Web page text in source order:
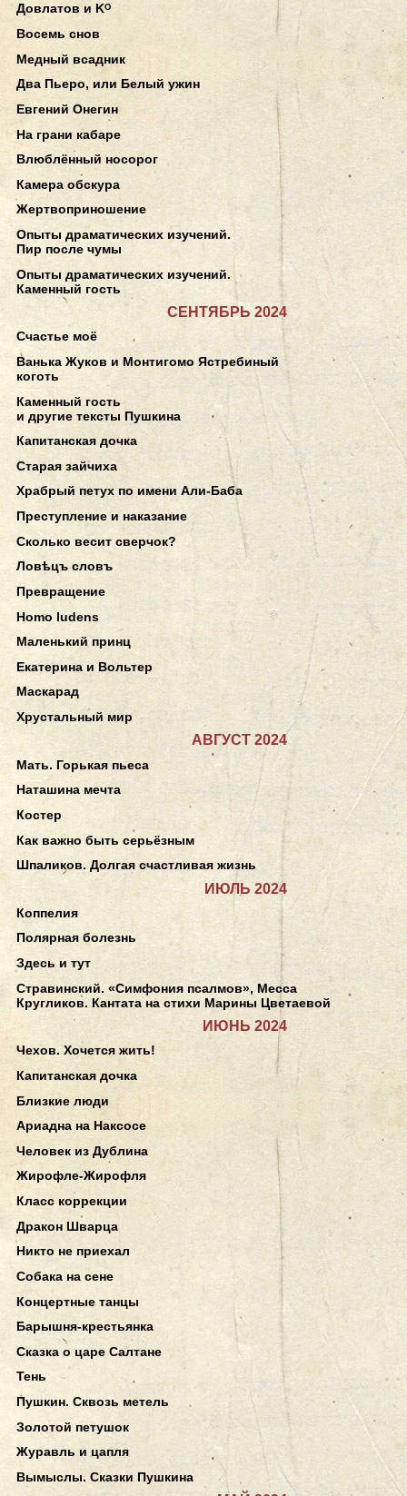
Довлатов и Kᴼ
Восемь снов
Медный всадник
Два Пьеро, или Белый ужин
Евгений Онегин
На грани кабаре
Влюблённый носорог
Камера обскура
Жертвоприношение
Опыты драматических изучений.
Пир после чумы
Опыты драматических изучений.
Каменный гость
СЕНТЯБРЬ 2024
Счастье моё
Ванька Жуков и Монтигомо Ястребиный
коготь
Каменный гость
и другие тексты Пушкина
Капитанская дочка
Старая зайчиха
Храбрый петух по имени Али-Баба
Преступление и наказание
Сколько весит сверчок?
Ловѣцъ словъ
Превращение
Homo ludens
Маленький принц
Екатерина и Вольтер
Маскарад
Хрустальный мир
АВГУСТ 2024
Мать. Горькая пьеса
Наташина мечта
Костер
Как важно быть серьёзным
Шпаликов. Долгая счастливая жизнь
ИЮЛЬ 2024
Коппелия
Полярная болезнь
Здесь и тут
Стравинский. «Симфония псалмов», Месса
Кругликов. Кантата на стихи Марины Цветаевой
ИЮНЬ 2024
Чехов. Хочется жить!
Капитанская дочка
Близкие люди
Ариадна на Наксосе
Человек из Дублина
Жирофле-Жирофля
Класс коррекции
Дракон Шварца
Никто не приехал
Собака на сене
Концертные танцы
Барышня-крестьянка
Сказка о царе Салтане
Тень
Пушкин. Сквозь метель
Золотой петушок
Журавль и цапля
Вымыслы. Сказки Пушкина